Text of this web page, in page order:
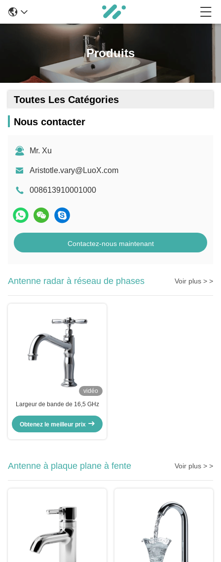
Produits
Toutes Les Catégories
Nous contacter
Mr. Xu
Aristotle.vary@LuoX.com
008613910001000
Contactez-nous maintenant
Antenne radar à réseau de phases Voir plus > >
vidéo
Largeur de bande de 16,5 GHz
Obtenez le meilleur prix
Antenne à plaque plane à fente Voir plus > >